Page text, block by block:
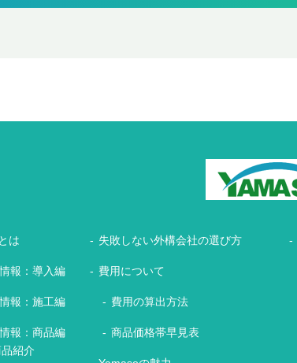
は
報：導入編
報：施工編
報：商品編
紹介
失敗しない外構会社の選び方
費用について
費用の算出方法
商品価格帯早見表